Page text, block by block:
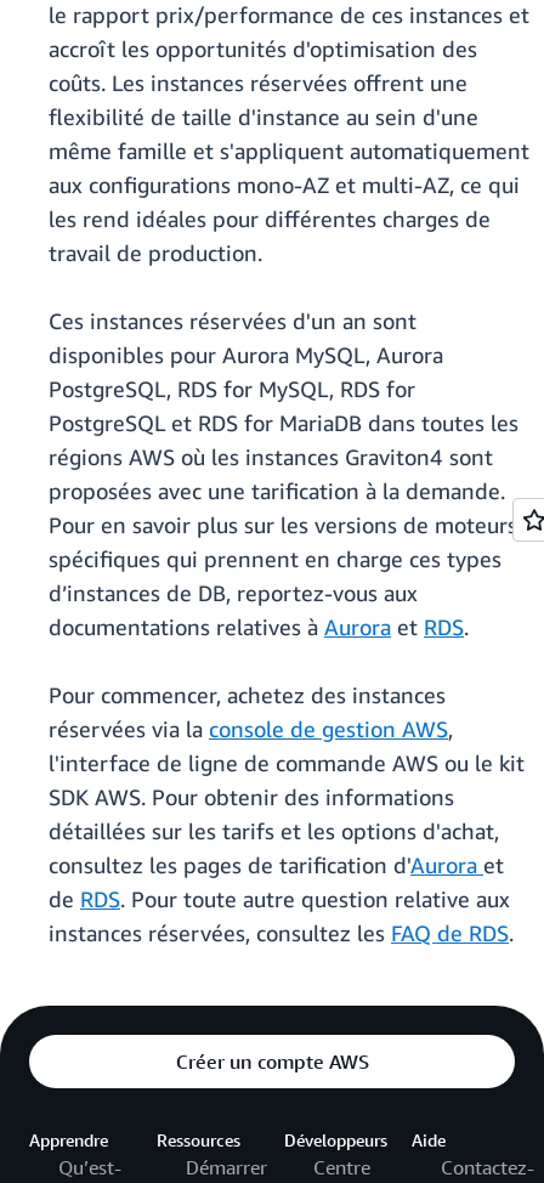
le rapport prix/performance de ces instances et
accroît les opportunités d'optimisation des
coûts. Les instances réservées offrent une
flexibilité de taille d'instance au sein d'une
même famille et s'appliquent automatiquement
aux configurations mono-AZ et multi-AZ, ce qui
les rend idéales pour différentes charges de
travail de production.
Ces instances réservées d'un an sont
disponibles pour Aurora MySQL, Aurora
PostgreSQL, RDS for MySQL, RDS for
PostgreSQL et RDS for MariaDB dans toutes les
régions AWS où les instances Graviton4 sont
proposées avec une tarification à la demande.
Pour en savoir plus sur les versions de moteurs
spécifiques qui prennent en charge ces types
d’instances de DB, reportez-vous aux
documentations relatives à Aurora et RDS.
Pour commencer, achetez des instances
réservées via la console de gestion AWS,
l'interface de ligne de commande AWS ou le kit
SDK AWS. Pour obtenir des informations
détaillées sur les tarifs et les options d'achat,
consultez les pages de tarification d'Aurora et
de RDS. Pour toute autre question relative aux
instances réservées, consultez les FAQ de RDS.
Créer un compte AWS
Apprendre
Qu’est-
Ressources
Démarrer
Développeurs
Centre
Aide
Contactez-